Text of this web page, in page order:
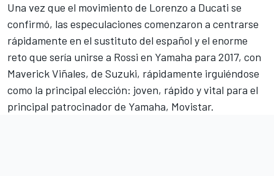
Una vez que el movimiento de Lorenzo a Ducati se
confirmó, las especulaciones comenzaron a centrarse
rápidamente en el sustituto del español y el enorme
reto que sería unirse a Rossi en Yamaha para 2017, con
Maverick Viñales, de Suzuki, rápidamente irguiéndose
como la principal elección: joven, rápido y vital para el
principal patrocinador de Yamaha, Movistar.